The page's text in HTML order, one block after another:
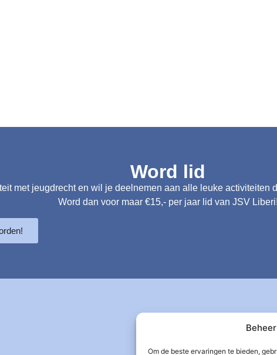
Om de beste ervaringen te bieden,
Word lid
met jeugdrecht en wil je deelnemen aan alle leuke activiteiten
Word dan voor maar €15,- per jaar lid van JSV Liberi!